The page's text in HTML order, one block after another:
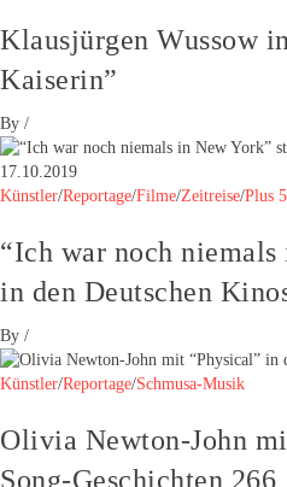
Klausjürgen Wussow
Kaiserin”
By /
Künstler/Reportage/Filme/Zeitreise/Plus 5
“Ich war noch
in den Deutschen
By /
Künstler/Reportage/Schmusa-Musik
Olivia Newton-John
Song-Geschichten 266